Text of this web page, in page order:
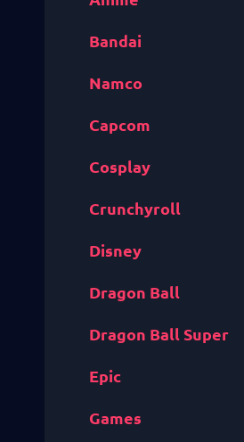
Bandai
Namco
Capcom
Cosplay
Crunchyroll
Disney
Dragon Ball
Dragon Ball Super
Epic
Games